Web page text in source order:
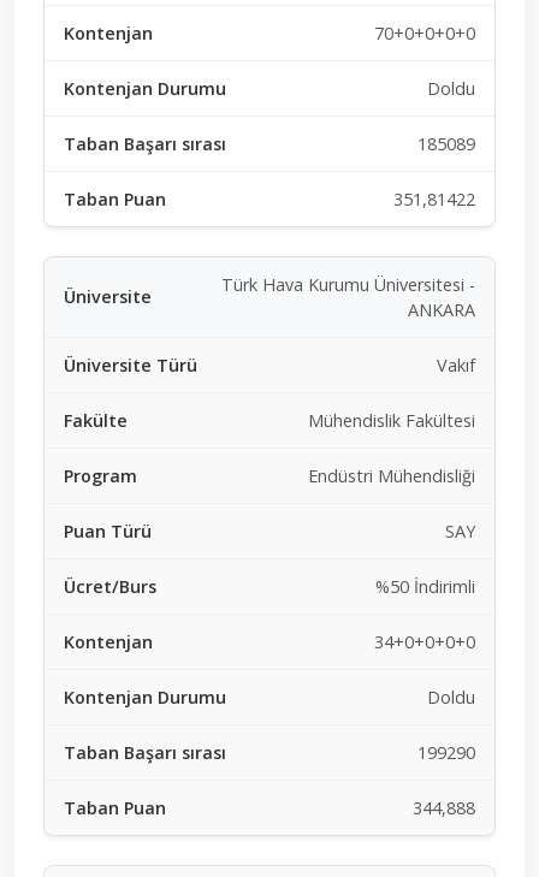
70+0+0+0+0
Doldu
185089
351,81422
Türk Hava Kurumu Üniversitesi -
ANKARA
Vakıf
Mühendislik Fakültesi
Endüstri Mühendisliği
SAY
%50 İndirimli
34+0+0+0+0
Doldu
199290
344,888